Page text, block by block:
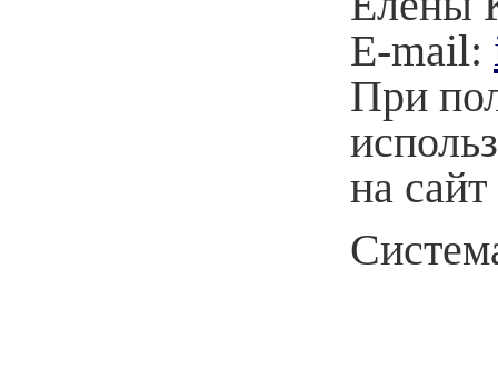
E-mail:
При
на сайт